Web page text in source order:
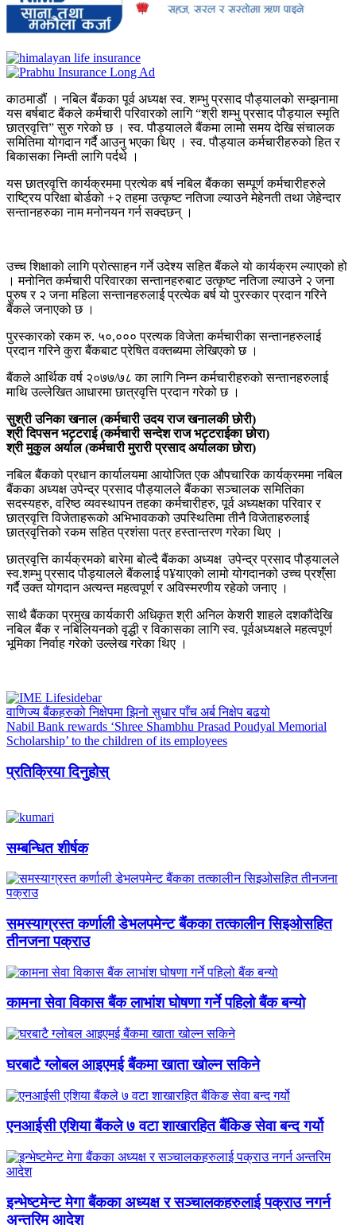
काठमाडौं । नबिल बैंकका पूर्व अध्यक्ष स्व. शम्भु प्रसाद पौड्यालको सम्झनामा
यस बर्षबाट बैंकले कर्मचारी परिवारको लागि “श्री शम्भु प्रसाद पौड्याल स्मृति
छात्रवृत्ति” सुरु गरेको छ । स्व. पौड्यालले बैंकमा लामो समय देखि संचालक
समितिमा योगदान गर्दै आउनु भएका थिए । स्व. पौड्याल कर्मचारीहरुको हित र
बिकासका निम्ती लागि पर्दथे ।
यस छात्रवृत्ति कार्यक्रममा प्रत्येक बर्ष नबिल बैंकका सम्पूर्ण कर्मचारीहरुले
राष्ट्रिय परिक्षा बोर्डको +२ तहमा उत्कृष्ट नतिजा ल्याउने मेहेनती तथा जेहेन्दार
सन्तानहरुका नाम मनोनयन गर्न सक्दछन् ।
उच्च शिक्षाको लागि प्रोत्साहन गर्ने उदेश्य सहित बैंकले यो कार्यक्रम ल्याएको हो
। मनोनित कर्मचारी परिवारका सन्तानहरुबाट उत्कृष्ट नतिजा ल्याउने २ जना
पुरुष र २ जना महिला सन्तानहरुलाई प्रत्येक बर्ष यो पुरस्कार प्रदान गरिने
बैंकले जनाएको छ ।
पुरस्कारको रकम रु. ५०,००० प्रत्यक विजेता कर्मचारीका सन्तानहरुलाई
प्रदान गरिने कुरा बैंकबाट प्रेषित वक्तब्यमा लेखिएको छ ।
बैंकले आर्थिक वर्ष २०७७/७८ का लागि निम्न कर्मचारीहरुको सन्तानहरुलाई
माथि उल्लेखित आधारमा छात्रवृत्ति प्रदान गरेको छ ।
सुश्री उनिका खनाल (कर्मचारी उदय राज खनालकी छोरी)
श्री दिपसन भट्टराई (कर्मचारी सन्देश राज भट्टराईका छोरा)
श्री मुकुल अर्याल (कर्मचारी मुरारी प्रसाद अर्यालका छोरा)
नबिल बैंकको प्रधान कार्यालयमा आयोजित एक औपचारिक कार्यक्रममा नबिल
बैंकका अध्यक्ष उपेन्द्र प्रसाद पौड्यालले बैंकका सञ्चालक समितिका
सदस्यहरु, वरिष्ठ व्यवस्थापन तहका कर्मचारीहरु, पूर्व अध्यक्षका परिवार र
छात्रवृत्ति विजेताहरूको अभिभावकको उपस्थितिमा तीनै विजेताहरुलाई
छात्रवृत्तिको रकम सहित प्रशंसा पत्र हस्तान्तरण गरेका थिए ।
छात्रवृत्ति कार्यक्रमको बारेमा बोल्दै बैंकका अध्यक्ष उपेन्द्र प्रसाद पौड्यालले
स्व.शम्भु प्रसाद पौड्यालले बैंकलाई प¥याएको लामो योगदानको उच्च प्रश्ँंसा
गर्दै उक्त योगदान अत्यन्त महत्वपूर्ण र अविस्मरणीय रहेको जनाए ।
साथै बैंकका प्रमुख कार्यकारी अधिकृत श्री अनिल केशरी शाहले दशकौंदेखि
नबिल बैंक र नबिलियनको वृद्धी र विकासका लागि स्व. पूर्वअध्यक्षले महत्वपूर्ण
भूमिका निर्वाह गरेको उल्लेख गरेका थिए ।
वाणिज्य बैंकहरुको निक्षेपमा झिनो सुधार पाँच अर्ब निक्षेप बढयो
Nabil Bank rewards ‘Shree Shambhu Prasad Poudyal Memorial
Scholarship’ to the children of its employees
प्रतिक्रिया दिनुहोस्
सम्बन्धित शीर्षक
समस्याग्रस्त कर्णाली डेभलपमेन्ट बैंकका तत्कालीन सिइओसहित
तीनजना पक्राउ
कामना सेवा विकास बैंक लाभांश घोषणा गर्ने पहिलो बैंक बन्यो
घरबाटै ग्लोबल आइएमई बैंकमा खाता खोल्न सकिने
एनआईसी एशिया बैंकले ७ वटा शाखारहित बैंकिङ सेवा बन्द गर्यो
इन्भेष्टमेन्ट मेगा बैंकका अध्यक्ष र सञ्चालकहरुलाई पक्राउ नगर्न
अन्तरिम आदेश